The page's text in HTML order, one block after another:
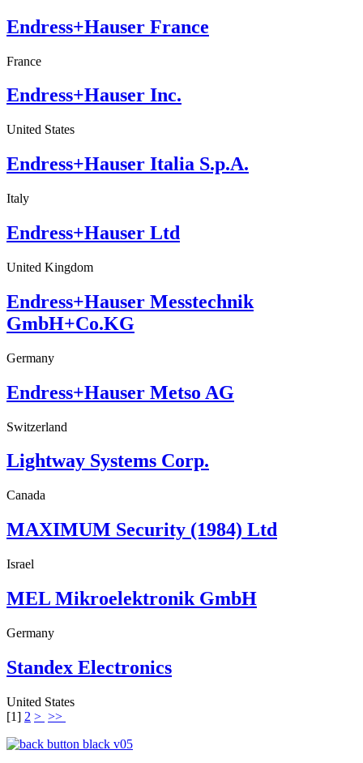
Endress+Hauser France
France
Endress+Hauser Inc.
United States
Endress+Hauser Italia S.p.A.
Italy
Endress+Hauser Ltd
United Kingdom
Endress+Hauser Messtechnik
GmbH+Co.KG
Germany
Endress+Hauser Metso AG
Switzerland
Lightway Systems Corp.
Canada
MAXIMUM Security (1984) Ltd
Israel
MEL Mikroelektronik GmbH
Germany
Standex Electronics
United States
[1] 2 > >>